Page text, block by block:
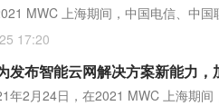
MWC 上海期间，中国电信、中国
17:20
发布智能云网解决方案新能力
年2月24日，在2021 MWC 上海期间